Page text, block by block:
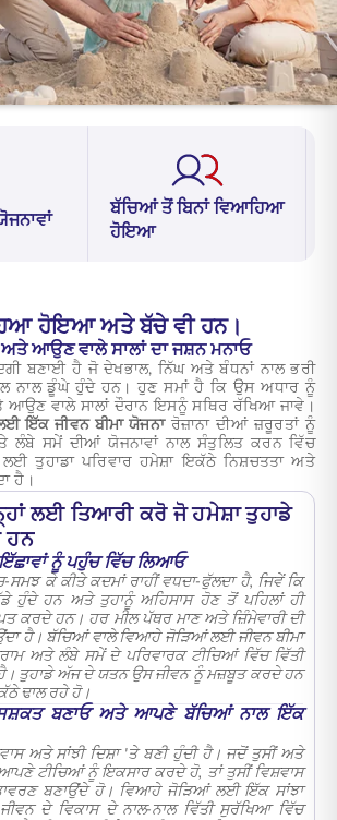
ਪ੍ਰੀਮੀਅਮ ਭਰੋ
ਬੱਚਿਆਂ ਤੋਂ ਬਿਨਾਂ ਵਿਆਹਿਆ
ਹੋਇਆ
ਹੋਇਆ ਅਤੇ ਬੱਚੇ ਵੀ ਹਨ।
ਆਉਣ ਵਾਲੇ ਸਾਲਾਂ ਦਾ ਜਸ਼ਨ ਮਨਾਓ
ਬਣਾਈ ਹੈ ਜੋ ਦੇਖਭਾਲ, ਨਿੱਘ ਅਤੇ ਬੰਧਨਾਂ ਨਾਲ ਭਰੀ
ਨਾਲ ਡੂੰਘੇ ਹੁੰਦੇ ਹਨ। ਹੁਣ ਸਮਾਂ ਹੈ ਕਿ ਉਸ ਅਧਾਰ ਨੂੰ
ਆਉਣ ਵਾਲੇ ਸਾਲਾਂ ਦੌਰਾਨ ਇਸਨੂੰ ਸਥਿਰ ਰੱਖਿਆ ਜਾਵੇ।
ਇੱਕ ਜੀਵਨ ਬੀਮਾ ਯੋਜਨਾਰੋਜ਼ਾਨਾ ਦੀਆਂ ਜ਼ਰੂਰਤਾਂ ਨੂੰ
ਲੰਬੇ ਸਮੇਂ ਦੀਆਂ ਯੋਜਨਾਵਾਂ ਨਾਲ ਸੰਤੁਲਿਤ ਕਰਨ ਵਿੱਚ
ਤੁਹਾਡਾ ਪਰਿਵਾਰ ਹਮੇਸ਼ਾ ਇਕੱਠੇ ਨਿਸ਼ਚਤਤਾ ਅਤੇ
ਹੈ।
ਲਈ ਤਿਆਰੀ ਕਰੋ ਜੋ ਹਮੇਸ਼ਾ ਤੁਹਾਡੇ
ਹਨ
ਨੂੰ ਪਹੁੰਚ ਵਿੱਚ ਲਿਆਓ
ਸਮਝ ਕੇ ਕੀਤੇ ਕਦਮਾਂ ਰਾਹੀਂ ਵਧਦਾ-ਫੁੱਲਦਾ ਹੈ, ਜਿਵੇਂ ਕਿ
ਹੁੰਦੇ ਹਨ ਅਤੇ ਤੁਹਾਨੂੰ ਅਹਿਸਾਸ ਹੋਣ ਤੋਂ ਪਹਿਲਾਂ ਹੀ
ਕਰਦੇ ਹਨ। ਹਰ ਮੀਲ ਪੱਥਰ ਮਾਣ ਅਤੇ ਜ਼ਿੰਮੇਵਾਰੀ ਦੀ
ਹੈ। ਬੱਚਿਆਂ ਵਾਲੇ ਵਿਆਹੇ ਜੋੜਿਆਂ ਲਈ ਜੀਵਨ ਬੀਮਾ
ਅਤੇ ਲੰਬੇ ਸਮੇਂ ਦੇ ਪਰਿਵਾਰਕ ਟੀਚਿਆਂ ਵਿੱਚ ਵਿੱਤੀ
ਤੁਹਾਡੇ ਅੱਜ ਦੇ ਯਤਨ ਉਸ ਜੀਵਨ ਨੂੰ ਮਜ਼ਬੂਤ ਕਰਦੇ ਹਨ
ਢਾਲ ਰਹੇ ਹੋ।
ਬਣਾਓ ਅਤੇ ਆਪਣੇ ਬੱਚਿਆਂ ਨਾਲ ਇੱਕ
ਅਤੇ ਸਾਂਝੀ ਦਿਸ਼ਾ 'ਤੇ ਬਣੀ ਹੁੰਦੀ ਹੈ। ਜਦੋਂ ਤੁਸੀਂ ਅਤੇ
ਆਪਣੇ ਟੀਚਿਆਂ ਨੂੰ ਇਕਸਾਰ ਕਰਦੇ ਹੋ, ਤਾਂ ਤੁਸੀਂ ਵਿਸ਼ਵਾਸ
ਬਣਾਉਂਦੇ ਹੋ। ਵਿਆਹੇ ਜੋੜਿਆਂ ਲਈ ਇੱਕ ਸਾਂਝਾ
ਦੇ ਵਿਕਾਸ ਦੇ ਨਾਲ-ਨਾਲ ਵਿੱਤੀ ਸੁਰੱਖਿਆ ਵਿੱਚ